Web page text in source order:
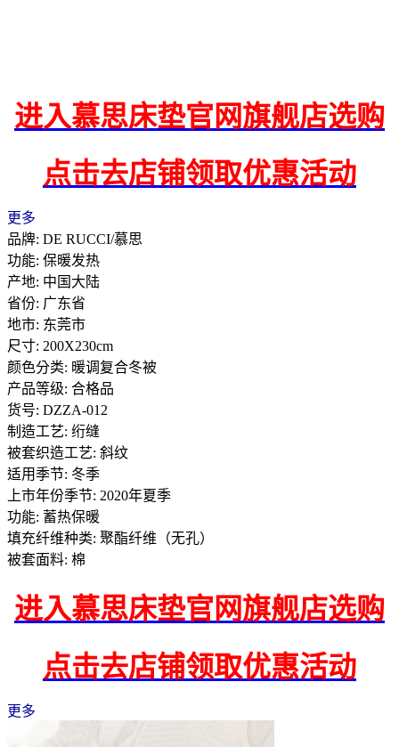
进入慕思床垫官网旗舰店选购
点击去店铺领取优惠活动
更多
品牌: DE RUCCI/慕思
功能: 保暖发热
产地: 中国大陆
省份: 广东省
地市: 东莞市
尺寸: 200X230cm
颜色分类: 暖调复合冬被
产品等级: 合格品
货号: DZZA-012
制造工艺: 绗缝
被套织造工艺: 斜纹
适用季节: 冬季
上市年份季节: 2020年夏季
功能: 蓄热保暖
填充纤维种类: 聚酯纤维（无孔）
被套面料: 棉
进入慕思床垫官网旗舰店选购
点击去店铺领取优惠活动
更多